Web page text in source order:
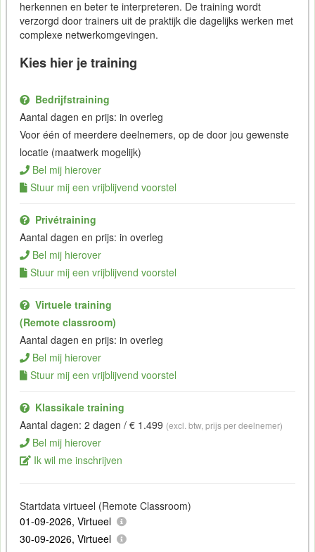
herkennen en beter te interpreteren. De training wordt
verzorgd door trainers uit de praktijk die dagelijks werken met
complexe netwerkomgevingen.
Kies hier je training
Bedrijfstraining
Aantal dagen en prijs: in overleg
Voor één of meerdere deelnemers, op de door jou gewenste
locatie (maatwerk mogelijk)
Bel mij hierover
Stuur mij een vrijblijvend voorstel
Privétraining
Aantal dagen en prijs: in overleg
Bel mij hierover
Stuur mij een vrijblijvend voorstel
Virtuele training
(Remote classroom)
Aantal dagen en prijs: in overleg
Bel mij hierover
Stuur mij een vrijblijvend voorstel
Klassikale training
Aantal dagen: 2 dagen / € 1.499 (excl. btw, prijs per deelnemer)
Bel mij hierover
Ik wil me inschrijven
Startdata virtueel (Remote Classroom)
01-09-2026, Virtueel
30-09-2026, Virtueel